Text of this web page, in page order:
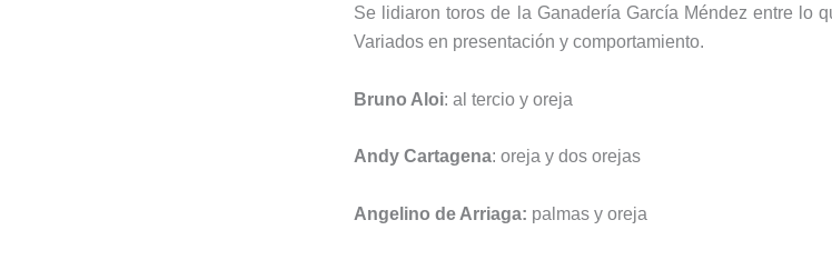
Se lidiaron toros de la Ganadería García Méndez entre lo
Variados en presentación y comportamiento.
Bruno Aloi: al tercio y oreja
Andy Cartagena: oreja y dos orejas
Angelino de Arriaga: palmas y oreja